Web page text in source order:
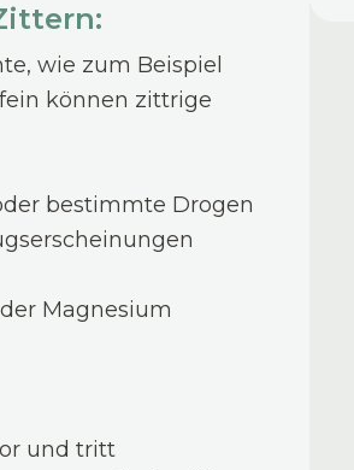
wie zum Beispiel
können zittrige
bestimmte Drogen
Magnesium
und tritt